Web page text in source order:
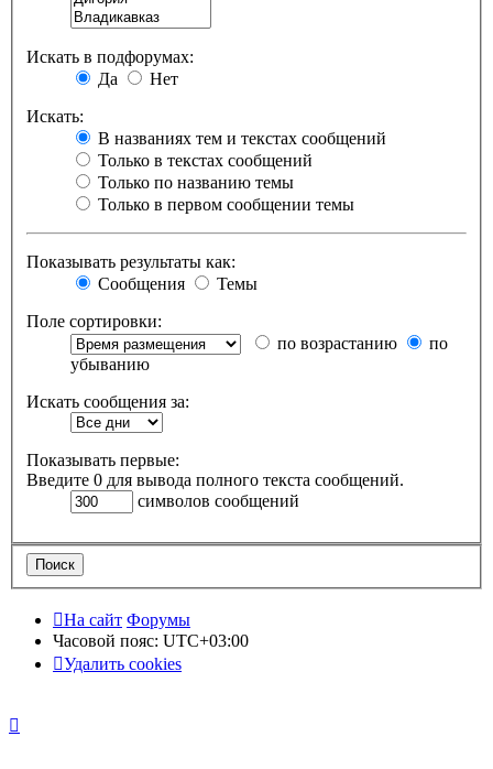
Искать в подфорумах:
Да
Нет
Искать:
В названиях тем и текстах сообщений
Только в текстах сообщений
Только по названию темы
Только в первом сообщении темы
Показывать результаты как:
Сообщения
Темы
Поле сортировки:
по возрастанию
по
убыванию
Искать сообщения за:
Показывать первые:
Введите 0 для вывода полного текста сообщений.
символов сообщений
На сайт Форумы
Часовой пояс: UTC+03:00
Удалить cookies